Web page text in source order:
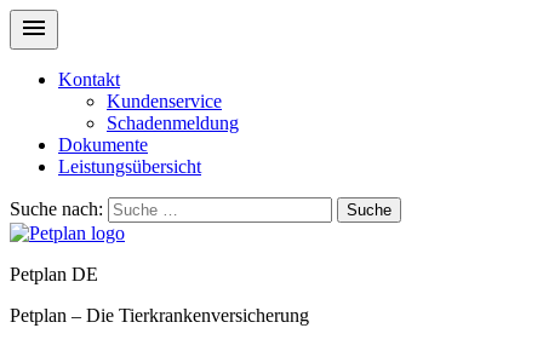
Kontakt
Kundenservice
Schadenmeldung
Dokumente
Leistungsübersicht
Suche nach: Suche
Petplan DE
Petplan – Die Tierkrankenversicherung